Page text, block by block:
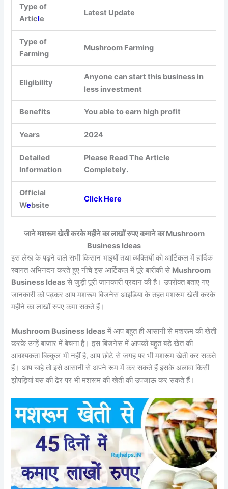
Type of
Article
Latest Update
Type of
Farming
Mushroom Farming
Eligibility
Anyone can start this business in
less investment
Benefits You able to earn high profit
Years 2024
Detailed
Information
Please Read The Article
Completely.
Official
Website
Click Here
जाने मशरूम खेती करके महीने का लाखों रुपए कमाने काMushroom
Business Ideas
इस लेख के पढ़ने वाले सभी किसान भाइयों तथा व्यक्तियों को आर्टिकल में हार्दिक
स्वागत अभिनंदन करते हुए नीचे इस आर्टिकल में पूरे बारीकी से Mushroom
Business Ideas से जुड़ी पूरी जानकारी प्रदान की है। उपरोक्त बताए गए
जानकारी को पढ़कर आप मशरूम बिजनेस आइडिया के तहत मशरूम खेती करके
महीने का लाखों रुपए कमा सकते हैं।
Mushroom Business Ideas में आप बहुत ही आसानी से मशरूम की खेती
करके उन्हें बाजार में बेचना है। इस बिजनेस में आपको बहुत बड़े खेत की
आवश्यकता बिल्कुल भी नहीं है, आप छोटे से जगह पर भी मशरूम खेती कर सकते
हैं। आप चाहे तो इसे आसानी से अपने रूम में कर सकते हैं इसके अलावा किसी
झोपड़ियां बस की ढेर पर भी मशरूम की खेती की उपजाऊ कर सकते हैं।